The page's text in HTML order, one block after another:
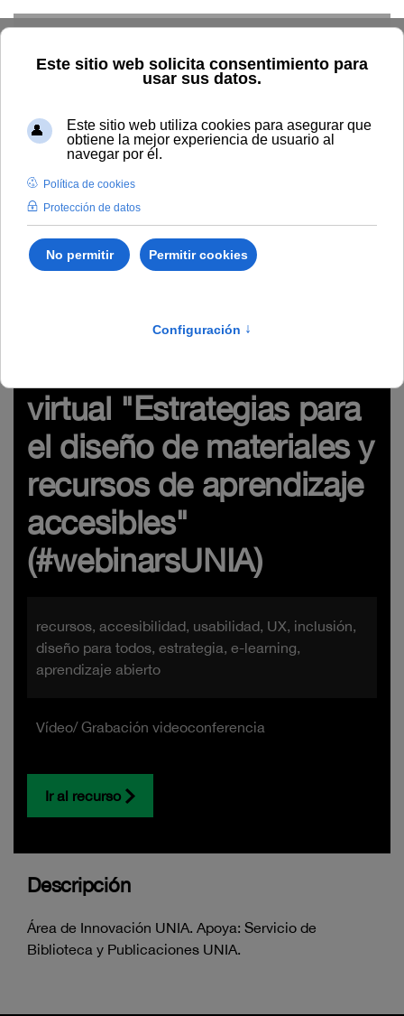
Inicio Innovación
Conocimiento abierto y difusión
Recursos Educativos en abierto
"Estrategias para el diseño de materiales y recursos de
aprendizaje accesibles" (#webinarsUNIA)
virtual "Estrategias para
el diseño de materiales y
recursos de aprendizaje
accesibles"
(#webinarsUNIA)
recursos, accesibilidad, usabilidad, UX, inclusión,
diseño para todos, estrategia, e-learning,
aprendizaje abierto
Vídeo/ Grabación videoconferencia
Ir al recurso
Descripción
Área de Innovación UNIA. Apoya: Servicio de
Biblioteca y Publicaciones UNIA.